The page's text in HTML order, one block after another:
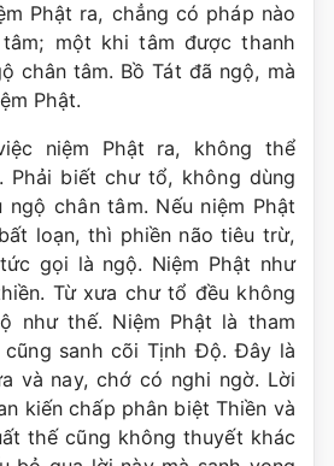
Phật ra, chẳng có pháp nào
một khi tâm được thanh
chân tâm. Bồ Tát đã ngộ, mà
Phật.
niệm Phật ra, không thể
Phải biết chư tổ, không dùng
ngộ chân tâm. Nếu niệm Phật
loạn, thì phiền não tiêu trừ,
gọi là ngộ. Niệm Phật như
Từ xưa chư tổ đều không
như thế. Niệm Phật là tham
cũng sanh cõi Tịnh Độ. Đây là
và nay, chớ có nghi ngờ. Lời
kiến chấp phân biệt Thiền và
thế cũng không thuyết khác